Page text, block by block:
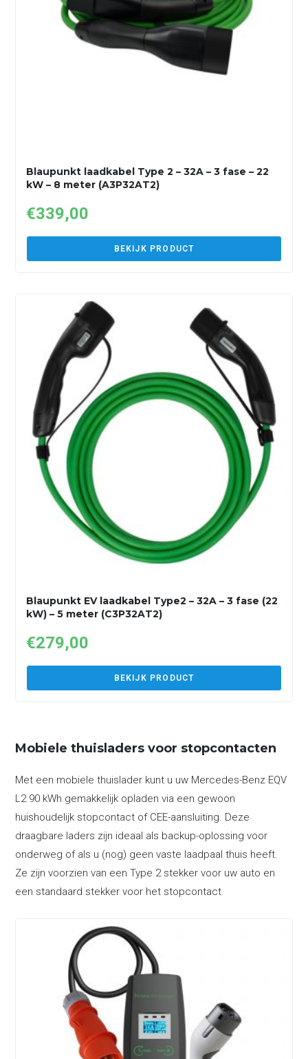
Blaupunkt laadkabel Type 2 – 32A – 3 fase – 22
kW – 8 meter (A3P32AT2)
€339,00
BEKIJK PRODUCT
Blaupunkt EV laadkabel Type2 – 32A – 3 fase (22
kW) – 5 meter (C3P32AT2)
€279,00
BEKIJK PRODUCT
Mobiele thuisladers voor stopcontacten
Met een mobiele thuislader kunt u uw Mercedes-Benz EQV
L2 90 kWh gemakkelijk opladen via een gewoon
huishoudelijk stopcontact of CEE-aansluiting. Deze
draagbare laders zijn ideaal als backup-oplossing voor
onderweg of als u (nog) geen vaste laadpaal thuis heeft.
Ze zijn voorzien van een Type 2 stekker voor uw auto en
een standaard stekker voor het stopcontact.